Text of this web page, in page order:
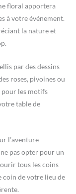
floral apportera
à votre événement.
la nature et
par des dessins
roses, pivoines ou
pour les motifs
table de
l’aventure
pas opter pour un
tous les coins
coin de votre lieu de